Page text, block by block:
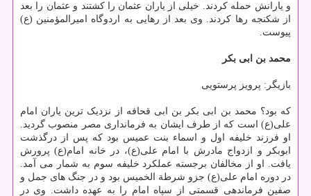
و یارانش حمله کردند. خیلی از یاران عثمان را کشتند و عثمان را بعد
از شکنجه رها کردند. وی بعد از رهایی به اردوگاه امیرالمؤمنین (ع)
پیوست.
محمد بن ابی بکر
بازیگر: پرویز پرستویی
که بود؟ محمد بن ابی بکر بن ابی قحافه از نزدیک ترین یاران امام
علی(ع) است که از طرف ایشان به فرمانداری مصر منصوب گردید.
او فرزند خلیفه اول و اسماء بنت عمیس بود که پس از درگذشت
ابوبکر و ازدواج مادرش با امام علی(ع)، در خانه امام(ع) پرورش
یافت. او از مخالفان برجسته عملکرد خلیفه سوم به شمار می آمد.
در دوره امام علی(ع) جزو شرطة الخمیس بود و در جنگ های جمل و
صفین فرماندهی قسمتی از سپاه امام را به عهده داشت. وی در